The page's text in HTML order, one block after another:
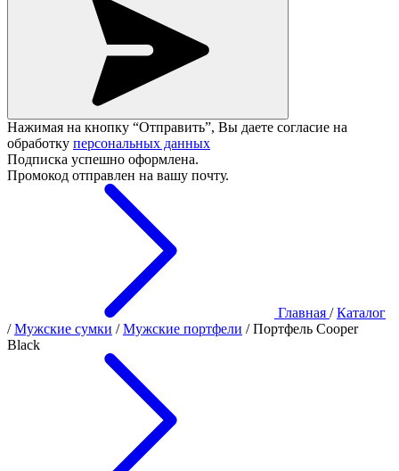
Нажимая на кнопку “Отправить”, Вы даете согласие на
обработку персональных данных
Подписка успешно оформлена.
Промокод отправлен на вашу почту.
Главная / Каталог
/ Мужские сумки / Мужские портфели / Портфель Cooper
Black